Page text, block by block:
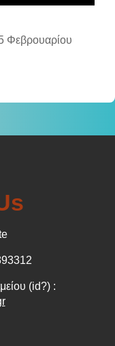
Φεβρουαρίου
(id?) :